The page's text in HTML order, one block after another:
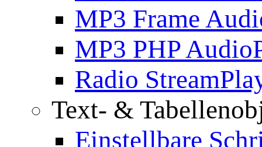
MP3 Frame
MP3 PHP
Radio
Text- &
Einstellbare